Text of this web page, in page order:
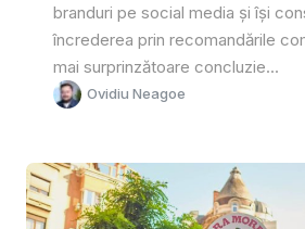
branduri pe social media și își
încrederea prin recomandările
mai surprinzătoare concluzie...
Ovidiu Neagoe